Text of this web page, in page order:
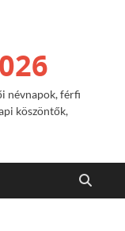
névnapok, férfi
köszöntők,